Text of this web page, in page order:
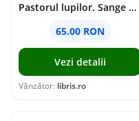
Pastorul lupilor. Sange de varcolac - Larisa Toader
65.00 RON
Vezi detalii
Vânzător: libris.ro